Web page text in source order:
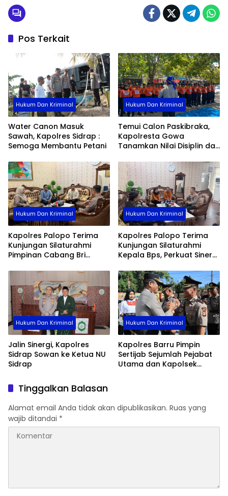
Pos Terkait
Hukum Dan Kriminal
Water Canon Masuk
Sawah, Kapolres Sidrap :
Semoga Membantu Petani
Hukum Dan Kriminal
Temui Calon Paskibraka,
Kapolresta Gowa
Tanamkan Nilai Disiplin dan
Hukum Dan Kriminal
Kapolres Palopo Terima
Kunjungan Silaturahmi
Pimpinan Cabang Bri
Hukum Dan Kriminal
Kapolres Palopo Terima
Kunjungan Silaturahmi
Kepala Bps, Perkuat Sinergi
Hukum Dan Kriminal
Jalin Sinergi, Kapolres
Sidrap Sowan ke Ketua NU
Sidrap
Hukum Dan Kriminal
Kapolres Barru Pimpin
Sertijab Sejumlah Pejabat
Utama dan Kapolsek
Tinggalkan Balasan
Alamat email Anda tidak akan dipublikasikan. Ruas yang
wajib ditandai *